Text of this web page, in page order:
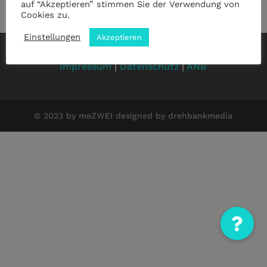
Impressum|Datenschutz|ANB
© 2023 by meZWEI designed by drehbankmedia
auf “Akzeptieren” stimmen Sie der Verwendung von
Cookies zu.
Einstellungen Akzeptieren